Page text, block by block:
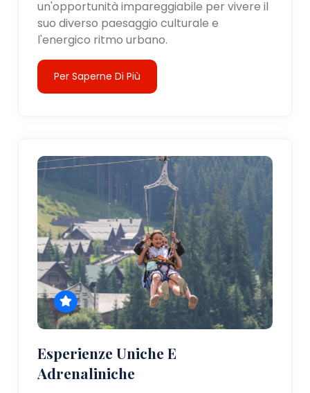
un'opportunità impareggiabile per vivere il
suo diverso paesaggio culturale e
l'energico ritmo urbano.
Per Saperne Di Più
Esperienze Uniche E
Adrenaliniche